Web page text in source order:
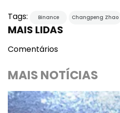
Tags: Binance Changpeng Zhao
MAIS LIDAS
Comentários
MAIS NOTÍCIAS